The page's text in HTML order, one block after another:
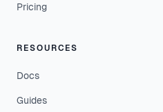
Pricing
RESOURCES
Docs
Guides